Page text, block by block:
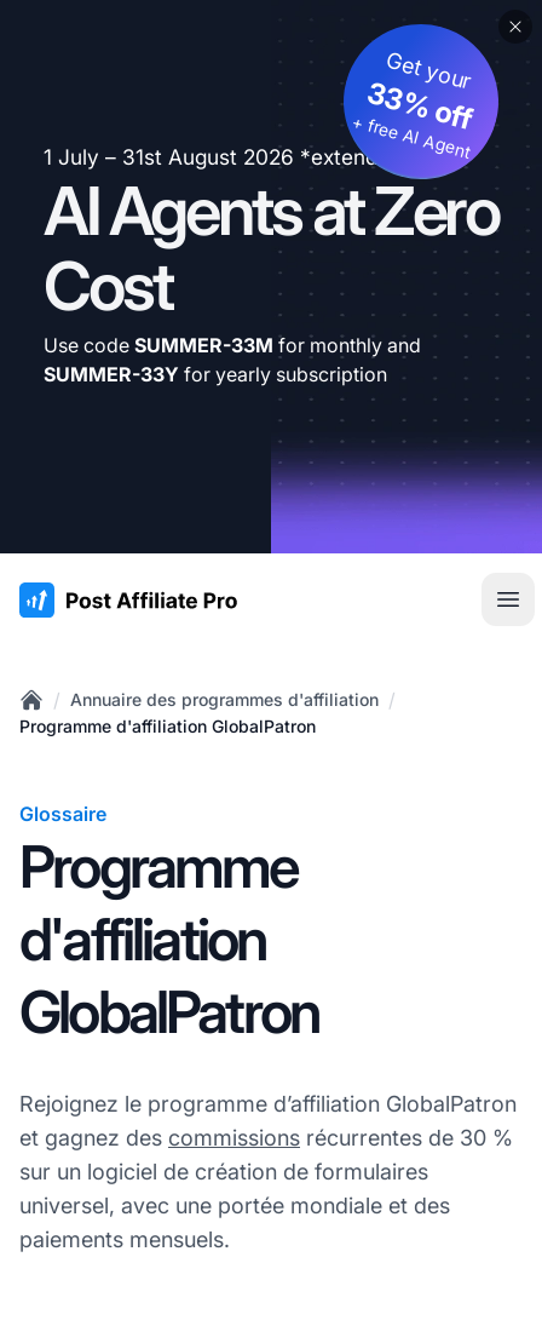
1 July – 31st August 2026 *extended
AI Agents at Zero
Cost
Get your
33% off
+ free AI Agent
Use code SUMMER-33M for monthly and
SUMMER-33Y for yearly subscription
:site.title
Home
/ Annuaire des programmes d'affiliation /
Programme d'affiliation GlobalPatron
Glossaire
Programme
d'affiliation
GlobalPatron
Rejoignez le programme d’affiliation GlobalPatron
et gagnez des commissions récurrentes de 30 %
sur un logiciel de création de formulaires
universel, avec une portée mondiale et des
paiements mensuels.